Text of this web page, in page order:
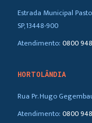
Estrada Municipal
SP, 13448-900
Atendimento:0800
HORTOLÂNDIA
Rua Pr. Hugo
Atendimento:0800